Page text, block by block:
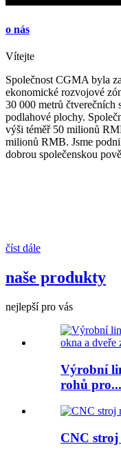
o nás
Vítejte
Společnost CGMA byla
ekonomické rozvojové
30 000 metrů čtverečních
podlahové plochy.
výši téměř 50 milionů
milionů RMB. Jsme
dobrou společenskou
číst dále
naše produkty
nejlepší pro vás
Výrobní
rohů pro...
CNC stroj